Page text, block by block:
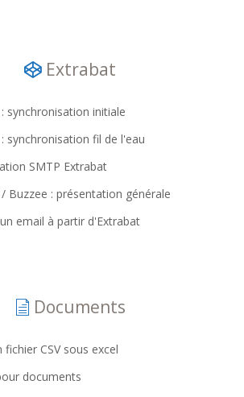
Extrabat
synchronisation initiale
synchronisation fil de l'eau
SMTP Extrabat
Buzzee : présentation générale
email à partir d'Extrabat
Documents
fichier CSV sous excel
documents